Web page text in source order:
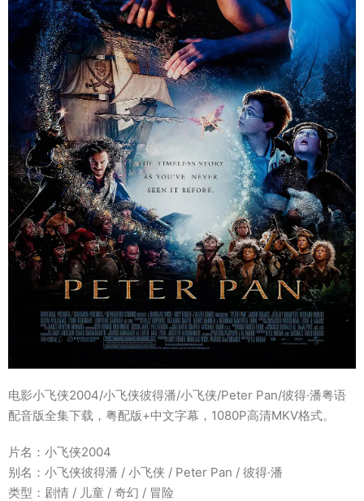
电影小飞侠2004/小飞侠彼得潘/小飞侠/Peter Pan/彼得·潘粤语
配音版全集下载，粤配版+中文字幕，1080P高清MKV格式。
片名：小飞侠2004
别名：小飞侠彼得潘 / 小飞侠 / Peter Pan / 彼得·潘
类型：剧情 / 儿童 / 奇幻 / 冒险